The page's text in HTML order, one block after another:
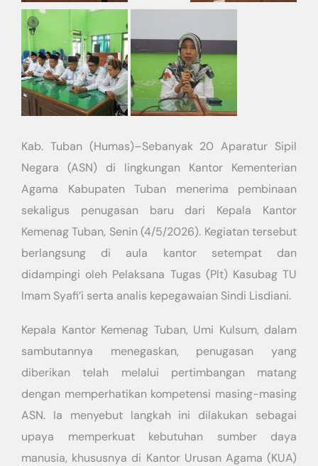
Kab. Tuban (Humas)–Sebanyak 20 Aparatur Sipil
Negara (ASN) di lingkungan Kantor Kementerian
Agama Kabupaten Tuban menerima pembinaan
sekaligus penugasan baru dari Kepala Kantor
Kemenag Tuban, Senin (4/5/2026). Kegiatan tersebut
berlangsung di aula kantor setempat dan
didampingi oleh Pelaksana Tugas (Plt) Kasubag TU
Imam Syafi’i serta analis kepegawaian Sindi Lisdiani.
Kepala Kantor Kemenag Tuban, Umi Kulsum, dalam
sambutannya menegaskan, penugasan yang
diberikan telah melalui pertimbangan matang
dengan memperhatikan kompetensi masing-masing
ASN. Ia menyebut langkah ini dilakukan sebagai
upaya memperkuat kebutuhan sumber daya
manusia, khususnya di Kantor Urusan Agama (KUA)